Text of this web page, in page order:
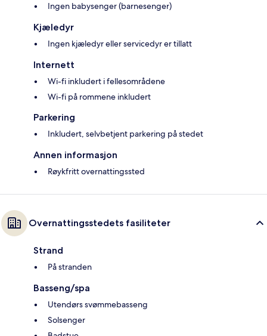
Ingen babysenger (barnesenger)
Kjæledyr
Ingen kjæledyr eller servicedyr er tillatt
Internett
Wi-fi inkludert i fellesområdene
Wi-fi på rommene inkludert
Parkering
Inkludert, selvbetjent parkering på stedet
Annen informasjon
Røykfritt overnattingssted
Overnattingsstedets fasiliteter
Strand
På stranden
Basseng/spa
Utendørs svømmebasseng
Solsenger